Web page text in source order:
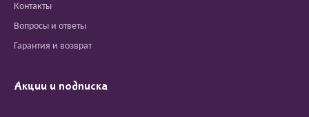
Контакты
Вопросы и ответы
Гарантия и возврат
Акции и подписка